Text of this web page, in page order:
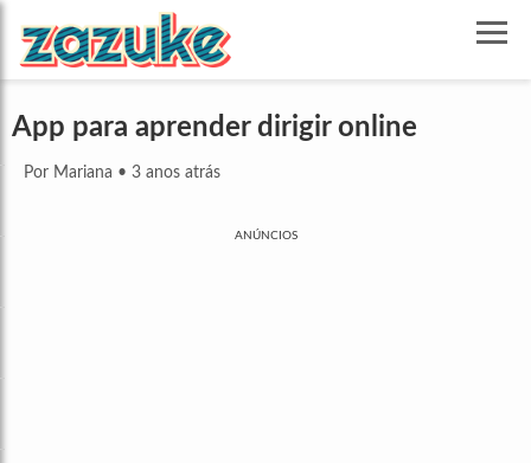
App para aprender dirigir online
Por Mariana • 3 anos atrás
ANÚNCIOS